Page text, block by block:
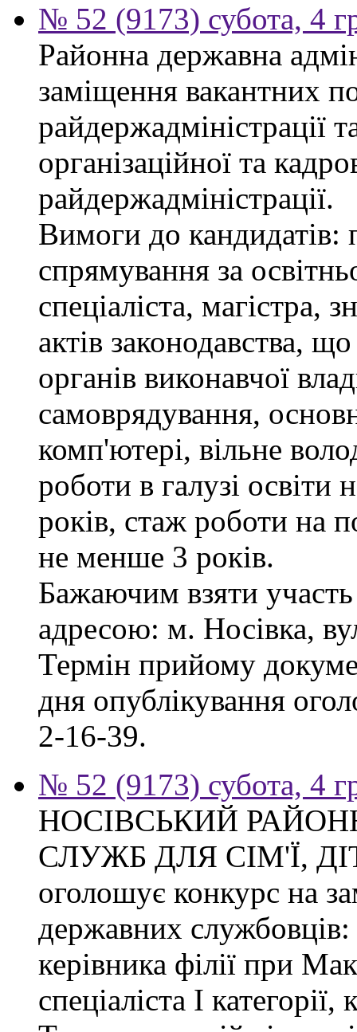
№ 52 (9173) субота, 4
Районна державна
заміщення вакантних
райдержадміністрації
організаційної та
райдержадміністрації.
Вимоги до кандидатів:
спрямування за
спеціаліста, магістра,
актів законодавства,
органів виконавчої
самоврядування,
комп'ютері, вільне
роботи в галузі
років, стаж роботи на
не менше 3 років.
Бажаючим взяти участь
адресою: м. Носівка,
Термін прийому
дня опублікування
2-16-39.
№ 52 (9173) субота, 4
НОСІВСЬКИЙ
СЛУЖБ ДЛЯ СІМ'Ї,
оголошує конкурс на
державних службовців:
керівника філії при
спеціаліста І